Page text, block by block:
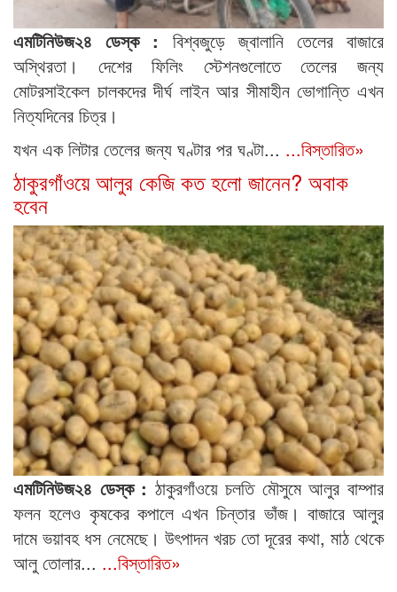
এমটিনিউজ২৪ ডেস্ক : বিশ্বজুড়ে জ্বালানি তেলের বাজারে
অস্থিরতা। দেশের ফিলিং স্টেশনগুলোতে তেলের জন্য
মোটরসাইকেল চালকদের দীর্ঘ লাইন আর সীমাহীন ভোগান্তি এখন
নিত্যদিনের চিত্র।
যখন এক লিটার তেলের জন্য ঘণ্টার পর ঘণ্টা... ...বিস্তারিত»
ঠাকুরগাঁওয়ে আলুর কেজি কত হলো জানেন? অবাক
হবেন
এমটিনিউজ২৪ ডেস্ক : ঠাকুরগাঁওয়ে চলতি মৌসুমে আলুর বাম্পার
ফলন হলেও কৃষকের কপালে এখন চিন্তার ভাঁজ। বাজারে আলুর
দামে ভয়াবহ ধস নেমেছে। উৎপাদন খরচ তো দূরের কথা, মাঠ থেকে
আলু তোলার... ...বিস্তারিত»